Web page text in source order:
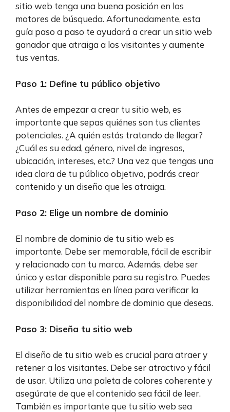
sitio web tenga una buena posición en los
motores de búsqueda. Afortunadamente, esta
guía paso a paso te ayudará a crear un sitio web
ganador que atraiga a los visitantes y aumente
tus ventas.
Paso 1: Define tu público objetivo
Antes de empezar a crear tu sitio web, es
importante que sepas quiénes son tus clientes
potenciales. ¿A quién estás tratando de llegar?
¿Cuál es su edad, género, nivel de ingresos,
ubicación, intereses, etc.? Una vez que tengas una
idea clara de tu público objetivo, podrás crear
contenido y un diseño que les atraiga.
Paso 2: Elige un nombre de dominio
El nombre de dominio de tu sitio web es
importante. Debe ser memorable, fácil de escribir
y relacionado con tu marca. Además, debe ser
único y estar disponible para su registro. Puedes
utilizar herramientas en línea para verificar la
disponibilidad del nombre de dominio que deseas.
Paso 3: Diseña tu sitio web
El diseño de tu sitio web es crucial para atraer y
retener a los visitantes. Debe ser atractivo y fácil
de usar. Utiliza una paleta de colores coherente y
asegúrate de que el contenido sea fácil de leer.
También es importante que tu sitio web sea